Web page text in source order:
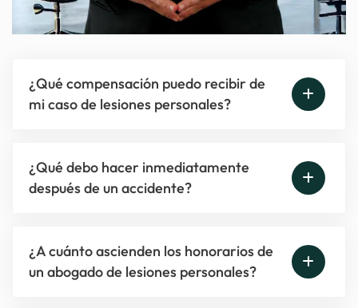
¿Qué compensación puedo recibir de
mi caso de lesiones personales?
¿Qué debo hacer inmediatamente
después de un accidente?
¿A cuánto ascienden los honorarios de
un abogado de lesiones personales?